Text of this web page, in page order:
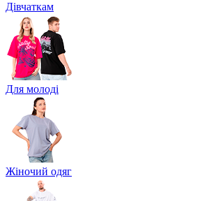
Дівчаткам
Для молоді
Жіночий одяг